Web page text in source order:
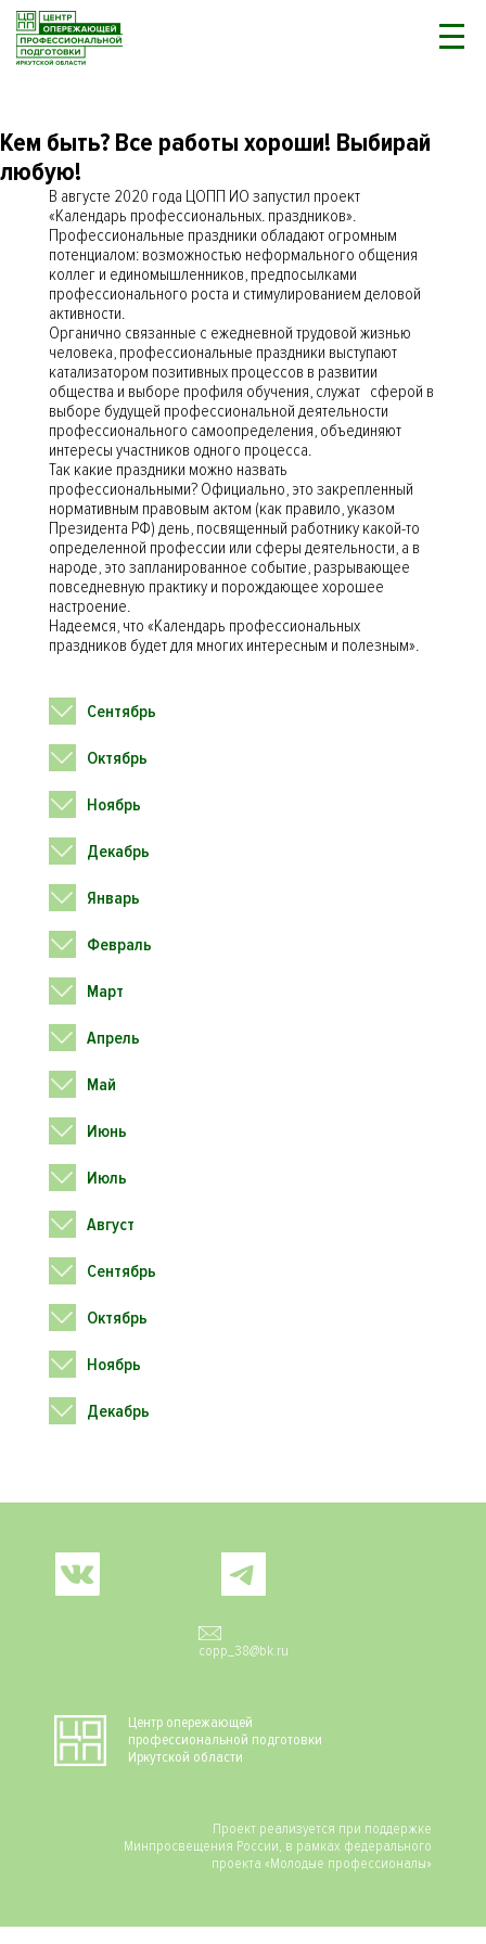
Кем быть? Все работы хороши! Выбирай
любую!
В августе 2020 года ЦОПП ИО запустил проект
«Календарь профессиональных. праздников».
Профессиональные праздники обладают огромным
потенциалом: возможностью неформального общения
коллег и единомышленников, предпосылками
профессионального роста и стимулированием деловой
активности.
Органично связанные с ежедневной трудовой жизнью
человека, профессиональные праздники выступают
катализатором позитивных процессов в развитии
общества и выборе профиля обучения, служат сферой в
выборе будущей профессиональной деятельности
профессионального самоопределения, объединяют
интересы участников одного процесса.
Так какие праздники можно назвать
профессиональными? Официально, это закрепленный
нормативным правовым актом (как правило, указом
Президента РФ) день, посвященный работнику какой-то
определенной профессии или сферы деятельности, а в
народе, это запланированное событие, разрывающее
повседневную практику и порождающее хорошее
настроение.
Надеемся, что «Календарь профессиональных
праздников будет для многих интересным и полезным».
Сентябрь
Октябрь
Ноябрь
Декабрь
Январь
Февраль
Март
Апрель
Май
Июнь
Июль
Август
Сентябрь
Октябрь
Ноябрь
Декабрь
Social
copp_38@bk.ru
Центр опережающей
профессиональной подготовки
Иркутской области
Проект реализуется при поддержке
Минпросвещения России, в рамках федерального
проекта «Молодые профессионалы»